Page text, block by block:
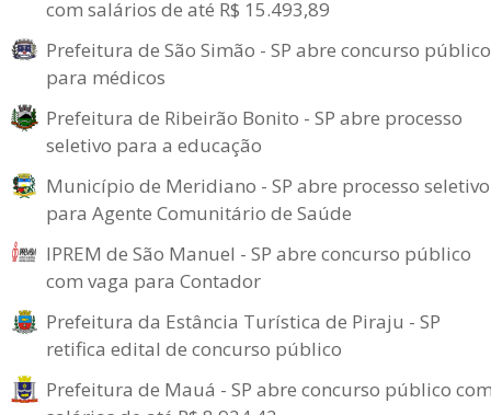
com salários de até R$ 15.493,89
Prefeitura de São Simão - SP abre concurso público
para médicos
Prefeitura de Ribeirão Bonito - SP abre processo
seletivo para a educação
Município de Meridiano - SP abre processo seletivo
para Agente Comunitário de Saúde
IPREM de São Manuel - SP abre concurso público
com vaga para Contador
Prefeitura da Estância Turística de Piraju - SP
retifica edital de concurso público
Prefeitura de Mauá - SP abre concurso público